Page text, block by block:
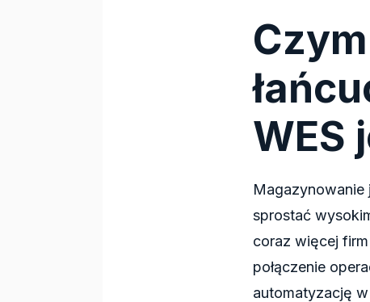
WES
Magazynowanie
sprostać
coraz więcej
połączenie
automatyzację